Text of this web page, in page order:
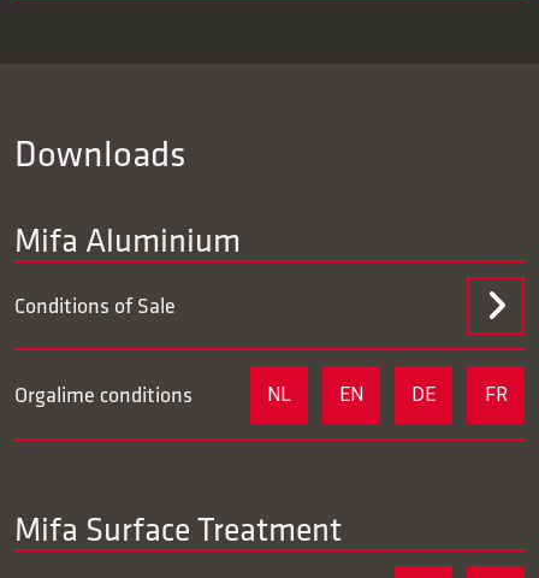
Downloads
Mifa Aluminium
Conditions of Sale
Orgalime conditions NL EN DE FR
Mifa Surface Treatment